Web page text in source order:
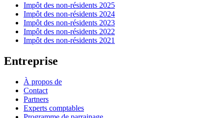
Impôt des non-résidents 2025
Impôt des non-résidents 2024
Impôt des non-résidents 2023
Impôt des non-résidents 2022
Impôt des non-résidents 2021
Entreprise
À propos de
Contact
Partners
Experts comptables